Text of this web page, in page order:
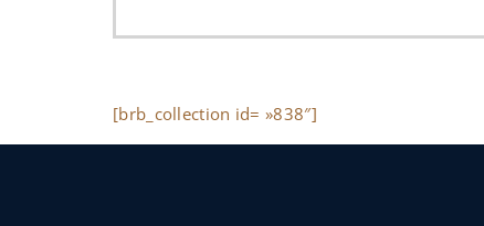
[brb_collection id= »838″]